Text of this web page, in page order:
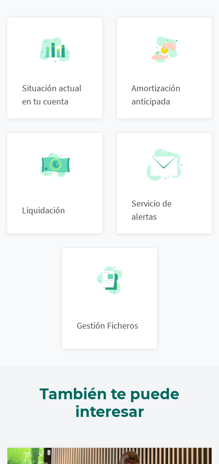
Situación actual
en tu cuenta
Amortización
anticipada
Liquidación
Servicio de
alertas
Gestión Ficheros
También te puede
interesar